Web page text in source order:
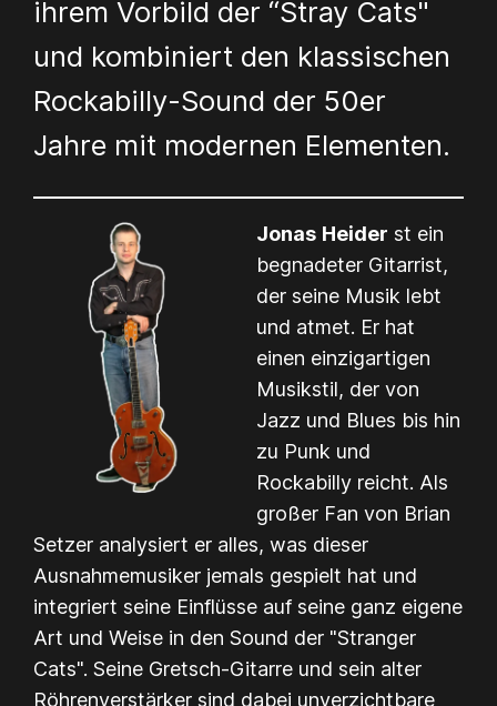
ihrem Vorbild der “Stray Cats"
und kombiniert den klassischen
Rockabilly-Sound der 50er
Jahre mit modernen Elementen.
Jonas Heider st ein
begnadeter Gitarrist,
der seine Musik lebt
und atmet. Er hat
einen einzigartigen
Musikstil, der von
Jazz und Blues bis hin
zu Punk und
Rockabilly reicht. Als
großer Fan von Brian
Setzer analysiert er alles, was dieser
Ausnahmemusiker jemals gespielt hat und
integriert seine Einflüsse auf seine ganz eigene
Art und Weise in den Sound der "Stranger
Cats". Seine Gretsch-Gitarre und sein alter
Röhrenverstärker sind dabei unverzichtbare